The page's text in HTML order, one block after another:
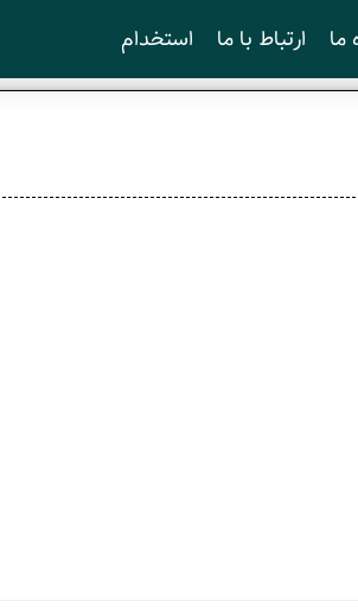
ما ارتباط با ما استخدام